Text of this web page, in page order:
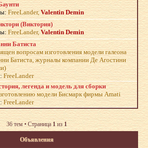
FreeLander,Valentin Demin
(Виктория)
FreeLander,Valentin Demin
Батиста
вопросам изготовления модели галеона
Батиста, журналы компании Де Агостини
FreeLander
легенда и модель для сборки
модели Бисмарк фирмы Amati
FreeLander
36 тем • Страница1из1
Объявления